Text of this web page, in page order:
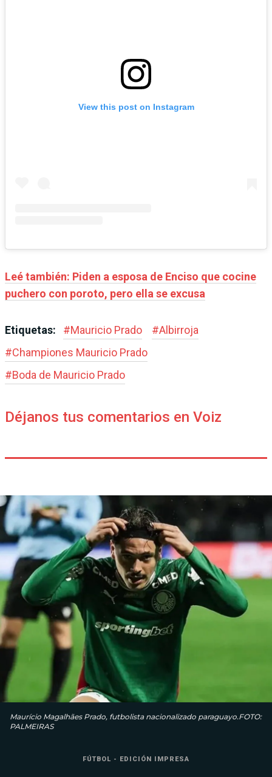
View this post on Instagram
Leé también: Piden a esposa de Enciso que cocine
puchero con poroto, pero ella se excusa
Etiquetas: #Mauricio Prado #Albirroja
#Championes Mauricio Prado
#Boda de Mauricio Prado
Déjanos tus comentarios en Voiz
Maurício Magalhães Prado, futbolista nacionalizado paraguayo.FOTO:
PALMEIRAS
FÚTBOL - EDICIÓN IMPRESA